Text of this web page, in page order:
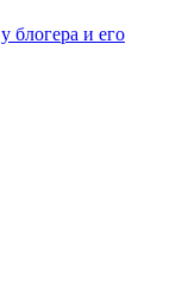
блогера и его